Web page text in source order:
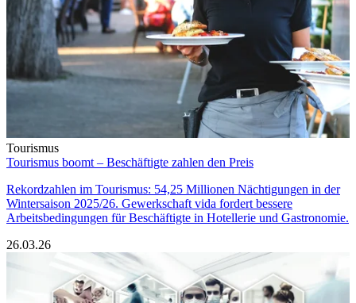
Tourismus
Tourismus boomt – Beschäftigte zahlen den Preis
Rekordzahlen im Tourismus: 54,25 Millionen Nächtigungen in der
Wintersaison 2025/26. Gewerkschaft vida fordert bessere
Arbeitsbedingungen für Beschäftigte in Hotellerie und Gastronomie.
26.03.26